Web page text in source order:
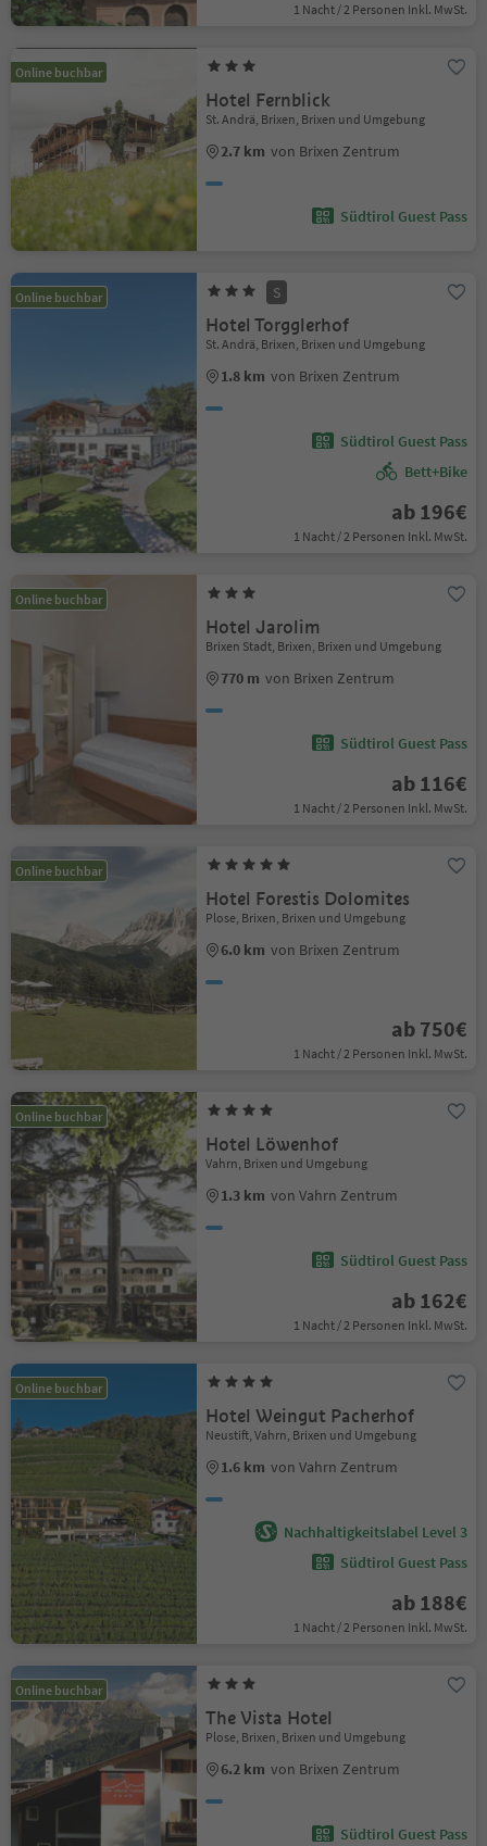
1 Nacht / 2 Personen Inkl. MwSt.
Online buchbar
Hotel Fernblick
St. Andrä, Brixen, Brixen und Umgebung
2.7 km von Brixen Zentrum
Südtirol Guest Pass
Online buchbar S
Hotel Torgglerhof
St. Andrä, Brixen, Brixen und Umgebung
1.8 km von Brixen Zentrum
Südtirol Guest Pass
Bett+Bike
ab 196€
1 Nacht / 2 Personen Inkl. MwSt.
Online buchbar
Hotel Jarolim
Brixen Stadt, Brixen, Brixen und Umgebung
770 m von Brixen Zentrum
Südtirol Guest Pass
ab 116€
1 Nacht / 2 Personen Inkl. MwSt.
Online buchbar
Hotel Forestis Dolomites
Plose, Brixen, Brixen und Umgebung
6.0 km von Brixen Zentrum
ab 750€
1 Nacht / 2 Personen Inkl. MwSt.
Online buchbar
Hotel Löwenhof
Vahrn, Brixen und Umgebung
1.3 km von Vahrn Zentrum
Südtirol Guest Pass
ab 162€
1 Nacht / 2 Personen Inkl. MwSt.
Online buchbar
Hotel Weingut Pacherhof
Neustift, Vahrn, Brixen und Umgebung
1.6 km von Vahrn Zentrum
Nachhaltigkeitslabel Level 3
Südtirol Guest Pass
ab 188€
1 Nacht / 2 Personen Inkl. MwSt.
Online buchbar
The Vista Hotel
Plose, Brixen, Brixen und Umgebung
6.2 km von Brixen Zentrum
Südtirol Guest Pass